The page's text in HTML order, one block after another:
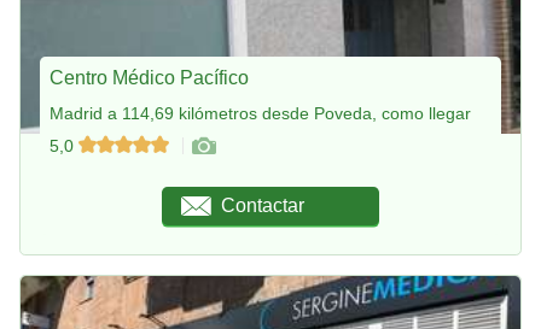
Centro Médico Pacífico
Madrid a 114,69 kilómetros desde Poveda, como llegar
5,0
Contactar